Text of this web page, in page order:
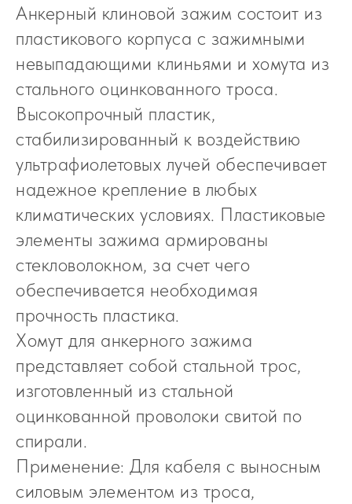
Анкерный клиновой зажим состоит из
пластикового корпуса с зажимными
невыпадающими клиньями и хомута из
стального оцинкованного троса.
Высокопрочный пластик,
стабилизированный к воздействию
ультрафиолетовых лучей обеспечивает
надежное крепление в любых
климатических условиях. Пластиковые
элементы зажима армированы
стекловолокном, за счет чего
обеспечивается необходимая
прочность пластика.
Хомут для анкерного зажима
представляет собой стальной трос,
изготовленный из стальной
оцинкованной проволоки свитой по
спирали.
Применение: Для кабеля с выносным
силовым элементом из троса,